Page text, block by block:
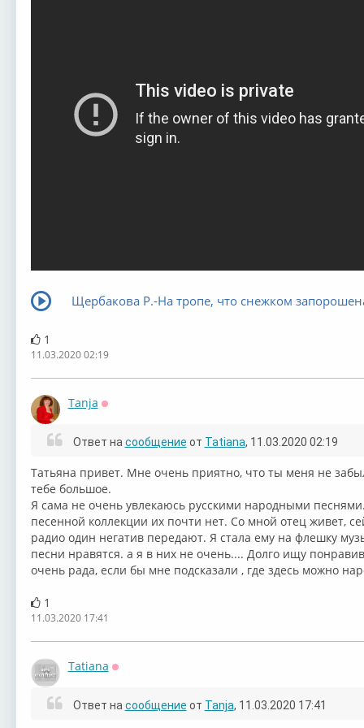
Щербакова Р.-На тропе, что снежком
1
11.03.2020 02:19
Tanja
Ответ на сообщение от Tatiana, 11.03.2020 02:19
Татьяна привет. Мне очень приятно, что ты меня не
тебе большое.
Я сама не очень увлекаюсь русскими народными
песенной коллекции их почти нет. Со мной отец живет,
радио один негатив передают. Я стала ему на флешку
песни нравятся. а я в них не очень.... Долго ищу
очень рада, если бы мне подсказали , где здесь можно
1
11.03.2020 17:41
Tatiana
Ответ на сообщение от Tanja, 11.03.2020 17:41